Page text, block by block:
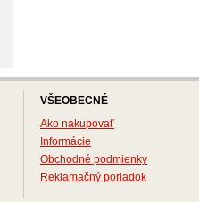
VŠEOBECNÉ
Ako nakupovať
Informácie
Obchodné podmienky
Reklamačný poriadok